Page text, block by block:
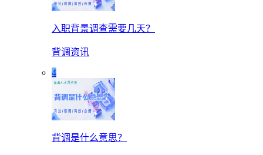
入职背景调查需要几天？
背调资讯
4
背调是什么意思？